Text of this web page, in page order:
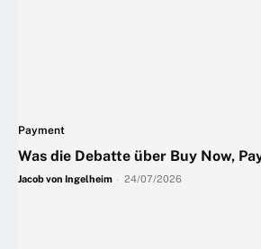
Payment
Was die Debatte über Buy Now,
Jacob von Ingelheim 24/07/2026